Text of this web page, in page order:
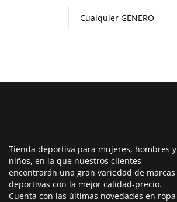
Tienda deportiva para mujeres, hombres y
niños, en la que nuestros clientes
encontrarán una gran variedad de marcas
deportivas con la mejor calidad-precio.
Cuenta con las últimas novedades en ropa